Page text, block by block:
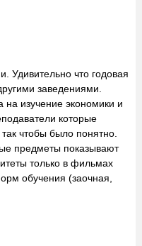
Удивительно что годовая
заведениями.
изучение экономики и
которые
чтобы было понятно.
предметы показывают
только в фильмах
обучения (заочная,